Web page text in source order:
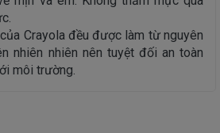
Crayola đều được làm từ nguyên
nhiên nhiên nên tuyệt đối an toàn
môi trường.